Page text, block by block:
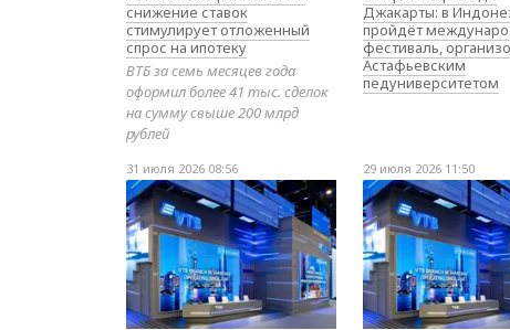
снижение ставок
стимулирует отложенный
спрос на ипотеку
ВТБ за семь месяцев года
оформил более 41 тыс. сделок
на сумму свыше 200 млрд
рублей
Джакарты: в
пройдёт
фестиваль,
Астафьевским
педуниверситетом
31 июля 2026 08:56 29 июля 2026 11:50